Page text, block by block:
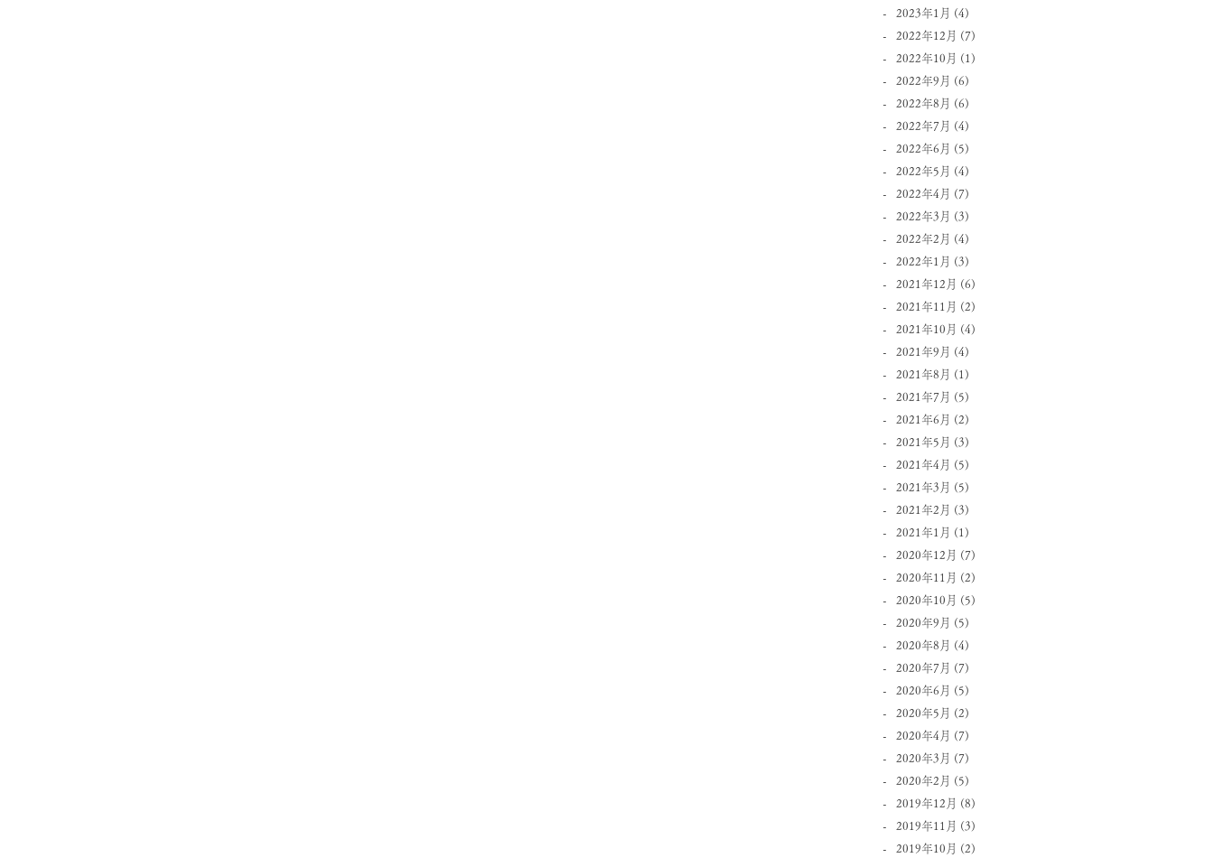
2023年1月 (4)
2022年12月 (7)
2022年10月 (1)
2022年9月 (6)
2022年8月 (6)
2022年7月 (4)
2022年6月 (5)
2022年5月 (4)
2022年4月 (7)
2022年3月 (3)
2022年2月 (4)
2022年1月 (3)
2021年12月 (6)
2021年11月 (2)
2021年10月 (4)
2021年9月 (4)
2021年8月 (1)
2021年7月 (5)
2021年6月 (2)
2021年5月 (3)
2021年4月 (5)
2021年3月 (5)
2021年2月 (3)
2021年1月 (1)
2020年12月 (7)
2020年11月 (2)
2020年10月 (5)
2020年9月 (5)
2020年8月 (4)
2020年7月 (7)
2020年6月 (5)
2020年5月 (2)
2020年4月 (7)
2020年3月 (7)
2020年2月 (5)
2019年12月 (8)
2019年11月 (3)
2019年10月 (2)